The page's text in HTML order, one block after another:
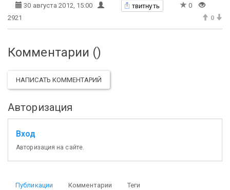
30 августа 2012, 15:00 твитнуть
0
2921
0
Комментарии ()
НАПИСАТЬ КОММЕНТАРИЙ
Авторизация
Вход
Авторизация на сайте.
Публикации Комментарии Теги